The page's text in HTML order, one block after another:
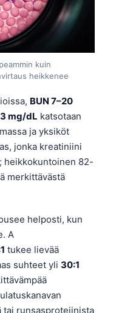
kuin
heikkenee
BUN 7–20
mg/dL katsotaan
ja yksiköt
jonka kreatiniini
heikkokuntoinen 82-
merkittävästä
helposti, kun
A
tukee lievää
suhteet yli 30:1
tai runsasproteiinista